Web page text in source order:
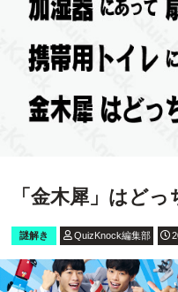
「金木犀」はど
謎解き QuizKnock編集部